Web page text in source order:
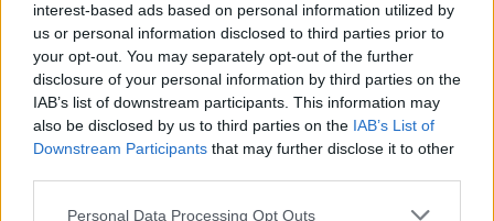
interest-based ads based on personal information utilized by
us or personal information disclosed to third parties prior to
your opt-out. You may separately opt-out of the further
disclosure of your personal information by third parties on the
IAB’s list of downstream participants. This information may
also be disclosed by us to third parties on the IAB’s List of
Downstream Participants that may further disclose it to other
Please note that this website/app uses one or more Google
Personal Data Processing Opt Outs
19.02.2026🇵🇹Sporting - Benfica, No Name Boys